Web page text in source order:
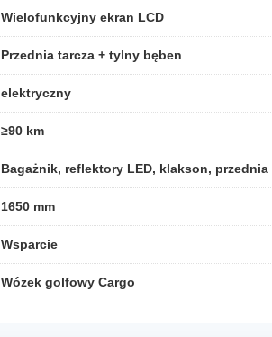
Wielofunkcyjny ekran LCD
Przednia tarcza + tylny bęben
elektryczny
≥90 km
Bagażnik, reflektory LED, klakson, przednia
1650 mm
Wsparcie
Wózek golfowy Cargo